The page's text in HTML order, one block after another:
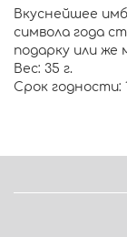
Вкуснейшее
символа года
подарку или
Вес: 35 г.
Срок годности: